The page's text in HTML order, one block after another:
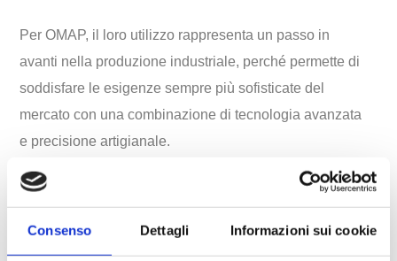
Consenso Dettagli Informazioni sui cookie
Per OMAP, il loro utilizzo rappresenta un passo in
avanti nella produzione industriale, perché permette di
soddisfare le esigenze sempre più sofisticate del
mercato con una combinazione di tecnologia avanzata
e precisione artigianale.